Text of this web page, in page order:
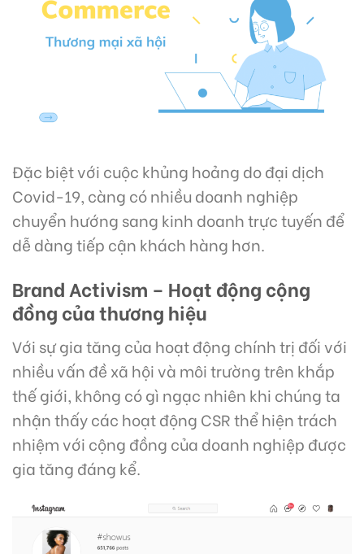
Đặc biệt với cuộc khủng hoảng do đại dịch
Covid-19, càng có nhiều doanh nghiệp
chuyển hướng sang kinh doanh trực tuyến để
dễ dàng tiếp cận khách hàng hơn.
Brand Activism – Hoạt động cộng
đồng của thương hiệu
Với sự gia tăng của hoạt động chính trị đối với
nhiều vấn đề xã hội và môi trường trên khắp
thế giới, không có gì ngạc nhiên khi chúng ta
nhận thấy các hoạt động CSR thể hiện trách
nhiệm với cộng đồng của doanh nghiệp được
gia tăng đáng kể.